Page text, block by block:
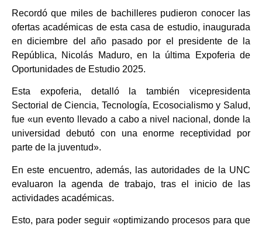
Recordó que miles de bachilleres pudieron conocer las
ofertas académicas de esta casa de estudio, inaugurada
en diciembre del año pasado por el presidente de la
República, Nicolás Maduro, en la última Expoferia de
Oportunidades de Estudio 2025.
Esta expoferia, detalló la también vicepresidenta
Sectorial de Ciencia, Tecnología, Ecosocialismo y Salud,
fue «un evento llevado a cabo a nivel nacional, donde la
universidad debutó con una enorme receptividad por
parte de la juventud».
En este encuentro, además, las autoridades de la UNC
evaluaron la agenda de trabajo, tras el inicio de las
actividades académicas.
Esto, para poder seguir «optimizando procesos para que